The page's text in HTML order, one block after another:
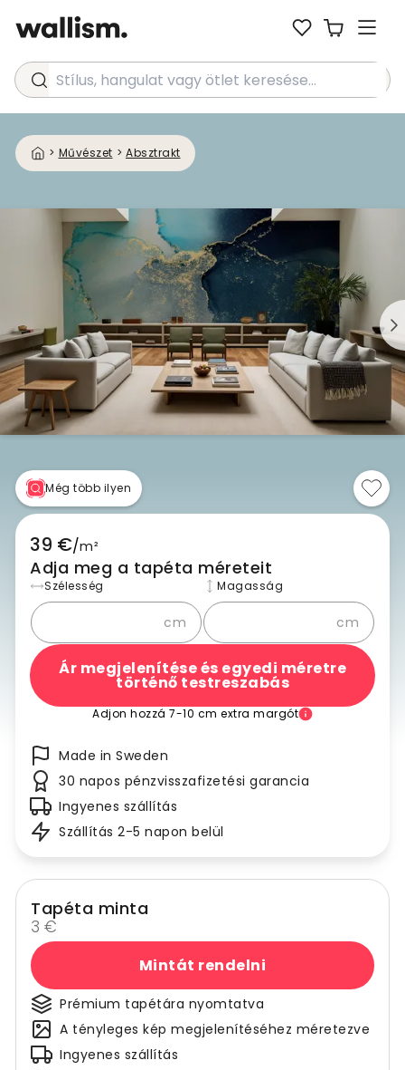
Stílus, hangulat vagy ötlet keresése...
> Művészet > Absztrakt
Még több ilyen
39 €/m²
Adja meg a tapéta méreteit
Szélesség
cm
Magasság
cm
Ár megjelenítése és egyedi méretre
történő testreszabás
Adjon hozzá 7-10 cm extra margót
Made in Sweden
30 napos pénzvisszafizetési garancia
Ingyenes szállítás
Szállítás 2-5 napon belül
Tapéta minta
3 €
Mintát rendelni
Prémium tapétára nyomtatva
A tényleges kép megjelenítéséhez méretezve
Ingyenes szállítás